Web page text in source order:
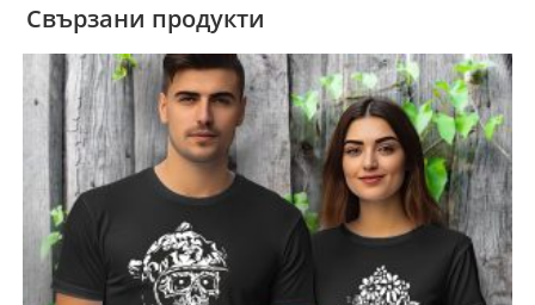
Свързани продукти